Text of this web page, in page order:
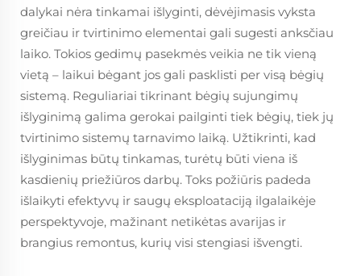
dalykai nėra tinkamai išlyginti, dėvėjimasis vyksta
greičiau ir tvirtinimo elementai gali sugesti anksčiau
laiko. Tokios gedimų pasekmės veikia ne tik vieną
vietą – laikui bėgant jos gali pasklisti per visą bėgių
sistemą. Reguliariai tikrinant bėgių sujungimų
išlyginimą galima gerokai pailginti tiek bėgių, tiek jų
tvirtinimo sistemų tarnavimo laiką. Užtikrinti, kad
išlyginimas būtų tinkamas, turėtų būti viena iš
kasdienių priežiūros darbų. Toks požiūris padeda
išlaikyti efektyvų ir saugų eksploataciją ilgalaikėje
perspektyvoje, mažinant netikėtas avarijas ir
brangius remontus, kurių visi stengiasi išvengti.